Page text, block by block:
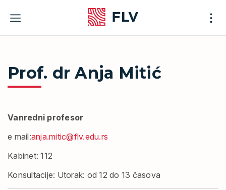
content
Prof. dr Anja Mitić
Vanredni profesor
e mail:anja.mitic@flv.edu.rs
Kabinet: 112
Konsultacije: Utorak: od 12 do 13 časova